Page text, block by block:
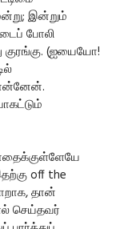
இன்றும்
போலி
குரங்கு. (ஐயையோ!
off the
தான்
செய்தவர்